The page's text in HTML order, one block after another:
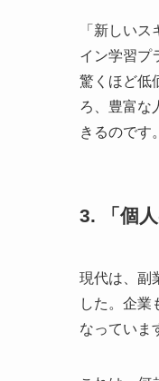
「新しい
イン学習プ
驚くほど低
ろ、豊富な
きるのです。
3. 「個
現代は、副
した。企業
なっていま